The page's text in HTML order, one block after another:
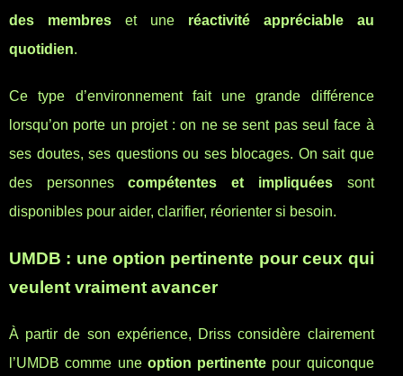
des membreset une réactivité appréciable au
quotidien.
Ce type d’environnement fait une grande différence
lorsqu’on porte un projet : on ne se sent pas seul face à
ses doutes, ses questions ou ses blocages. On sait que
des personnescompétentes et impliquéessont
disponibles pour aider, clarifier, réorienter si besoin.
UMDB : une option pertinente pour ceux qui
veulent vraiment avancer
À partir de son expérience, Driss considère clairement
l’UMDB comme une option pertinente pour quiconque